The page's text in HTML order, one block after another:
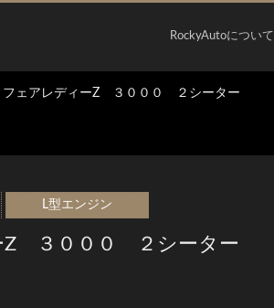
RockyAutoについて
フェアレディーZ ３０００ ２シーター
L型エンジン
Z ３０００ ２シーター